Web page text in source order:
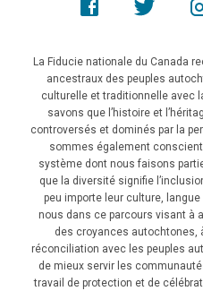
La Fiducie nationale du Canada
ancestraux des peuples
culturelle et traditionnelle avec
savons que l’histoire et
controversés et dominés par la
sommes également
système dont nous faisons
que la diversité signifie
peu importe leur culture,
nous dans ce parcours visant à
des croyances autochtones,
réconciliation avec les peuples
de mieux servir les
travail de protection et de